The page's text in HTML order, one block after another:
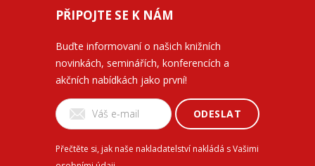
PŘIPOJTE SE K NÁM
Buďte informovaní o našich knižních
novinkách, seminářích, konferencích a
akčních nabídkách jako první!
ODESLAT
Přečtěte si, jak naše nakladatelství nakládá s Vašimi